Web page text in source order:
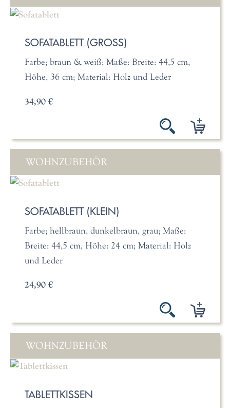
SOFATABLETT (GROSS)
Farbe; braun & weiß; Maße: Breite: 44,5 cm,
Höhe, 36 cm; Material: Holz und Leder
34,90 €
WOHNZUBEHÖR
SOFATABLETT (KLEIN)
Farbe; hellbraun, dunkelbraun, grau; Maße:
Breite: 44,5 cm, Höhe: 24 cm; Material: Holz
und Leder
24,90 €
WOHNZUBEHÖR
TABLETTKISSEN